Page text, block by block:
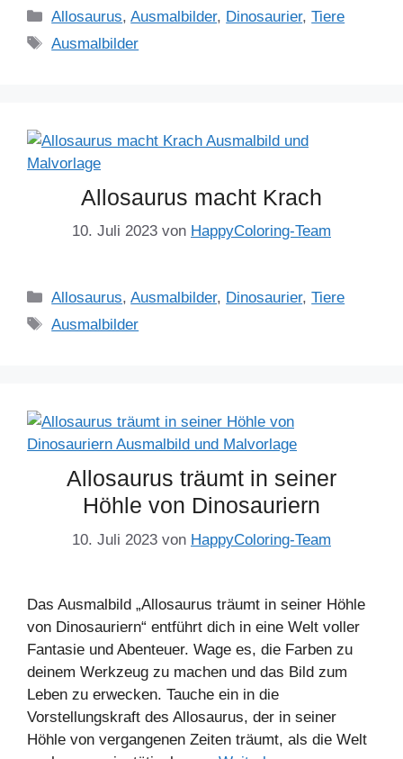
Kategorien
Allosaurus,Ausmalbilder, Dinosaurier,Tiere
Schlagwörter
Ausmalbilder
Allosaurus macht Krach
10. Juli 2023 von HappyColoring-Team
Kategorien
Allosaurus,Ausmalbilder, Dinosaurier,Tiere
Schlagwörter
Ausmalbilder
Allosaurus träumt in seiner
Höhle von Dinosauriern
10. Juli 2023 von HappyColoring-Team
Das Ausmalbild „Allosaurus träumt in seiner Höhle
von Dinosauriern“ entführt dich in eine Welt voller
Fantasie und Abenteuer. Wage es, die Farben zu
deinem Werkzeug zu machen und das Bild zum
Leben zu erwecken. Tauche ein in die
Vorstellungskraft des Allosaurus, der in seiner
Höhle von vergangenen Zeiten träumt, als die Welt